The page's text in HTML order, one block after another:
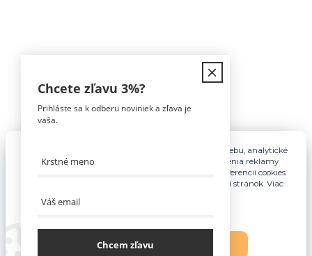
Tomáš Hula
Pre základnú funkčnosť, spríjemnenie používania webu, analytické
účely a v prípade udelenia súhlasu aj na účely cielenia reklamy
využívame súbory cookies. Nastavenie vlastných preferencií cookies
môžete kedykoľvek upraviť odkazom v spodnej časti stránok. Viac
Nastavenia
Chcete zľavu 3%?
Prihláste sa k odberu noviniek a zľava je
vaša.
Chcem zľavu